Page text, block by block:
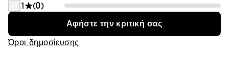
1
(0)
Αφήστε την κριτική σας
Όροι δημοσίευσης